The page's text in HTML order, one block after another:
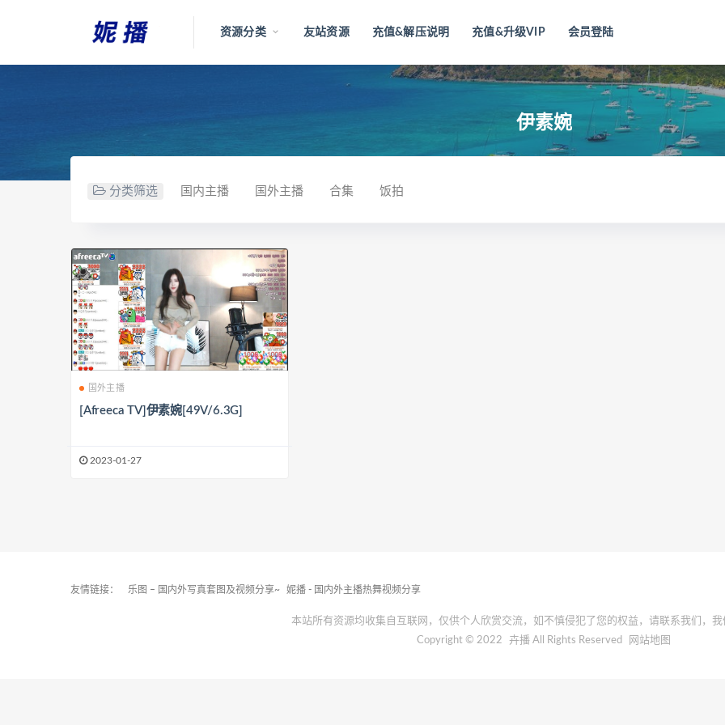
资源分类 友站资源 充值&解压说明 充值&升级VIP 会员登陆
伊素婉
分类筛选 国内主播 国外主播 合集 饭拍
国外主播
[Afreeca TV]伊素婉[49V/6.3G]
2023-01-27
友情链接： 乐图 – 国内外写真套图及视频分享~ 妮播 - 国内外主播热舞视频分享
本站所有资源均收集自互联网，仅供个人欣赏交流，如不慎侵犯了您的权益，请联系我们，我
Copyright © 2022
卉播 All Rights Reserved 网站地图